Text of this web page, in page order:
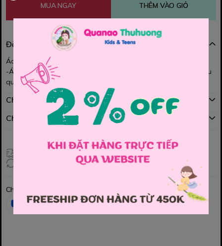
MUA NGAY THÊM VÀO GIỎ
Đặc điểm nổi bật
Áo thun ba lỗ Place bé trai.
-Áo thun mềm mịn, co giãn , thoải mái. Rất dễ phối cùng các kiểu
quần ạ!
Chính sách mua hàng
Chính sách đổi hàng
Giao hàng toàn quốc
Đổi hàng 3 ngày (HCM), 7 ngày (Tỉnh)
Chia sẻ